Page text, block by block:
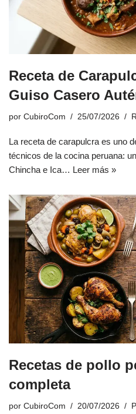
Receta de
Guiso Casero
por CubiroCom 25/07/2026
La receta de carapulcra es uno
técnicos de la cocina peruana:
Chincha e Ica… Leer más »
Recetas de pollo
completa
por CubiroCom 20/07/2026